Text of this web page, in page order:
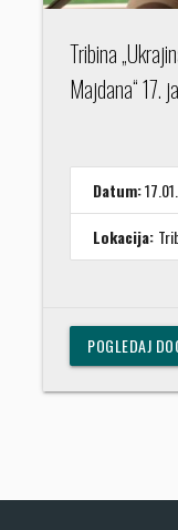
Tribina
Majdana“ 17.
Datum:
Lokacija:
POGLEDAJ